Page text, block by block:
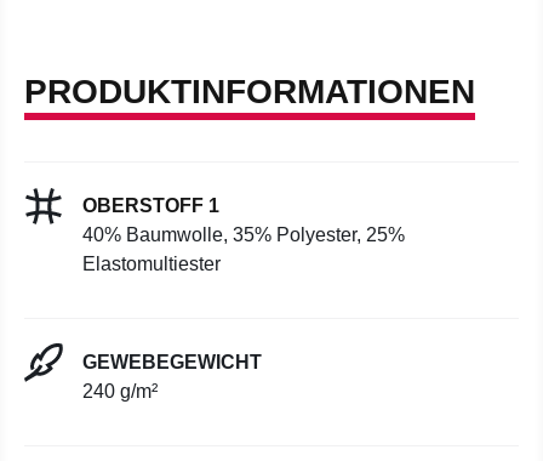
PRODUKTINFORMATIONEN
OBERSTOFF 1
40% Baumwolle, 35% Polyester, 25%
Elastomultiester
GEWEBEGEWICHT
240 g/m²